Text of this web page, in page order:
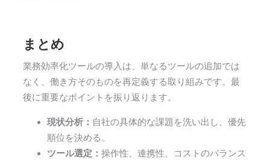
まとめ
業務効率化ツールの導入は、単なるツールの追加では
なく、働き方そのものを再定義する取り組みです。最
後に重要なポイントを振り返ります。
現状分析： 自社の具体的な課題を洗い出し、優先
順位を決める。
ツール選定： 操作性、連携性、コストのバランス